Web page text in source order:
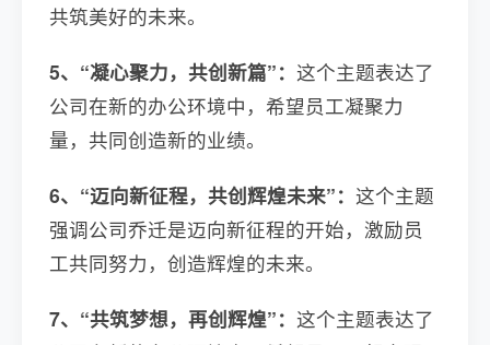
共筑美好的未来。
5、“凝心聚力，共创新篇”： 这个主题表达了
公司在新的办公环境中，希望员工凝聚力
量，共同创造新的业绩。
6、“迈向新征程，共创辉煌未来”： 这个主题
强调公司乔迁是迈向新征程的开始，激励员
工共同努力，创造辉煌的未来。
7、“共筑梦想，再创辉煌”： 这个主题表达了